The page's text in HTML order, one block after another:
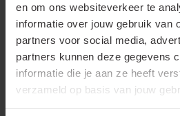
en om ons websiteverkeer te
informatie over jouw gebruik van
partners voor social media,
partners kunnen deze gegevens
informatie die je aan ze heeft
verzameld op basis van jouw
Gereduceerde AI-nom.
dwarsdoorsnede
35
Aansluiting als Cu-bout
Voor trekvaste
verbindingen